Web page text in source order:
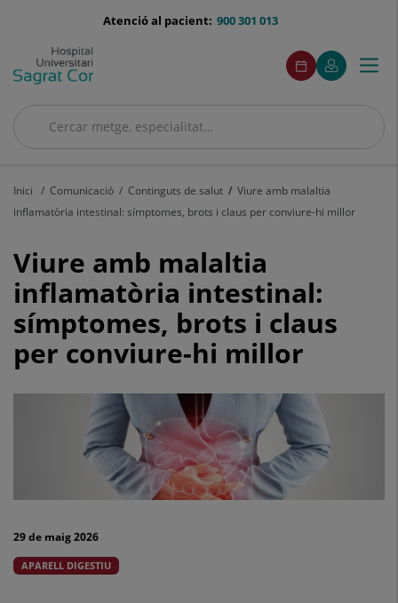
menu-
900 301 013
Atenció al pacient:
Cercar
Cercar
menuAcceso
Demaneu
cita
Aquest
enllaç
s'obrirà
una
El
meu
Aquest
enllaç
s'obrirà
una
finestra
Menú
Inici Comunicació Continguts de salut
Viure amb malaltia
inflamatòria intestinal: símptomes, brots i claus per conviure-hi millor
Viure
amb
malaltia
inflamatòria
intestinal:
símptomes,
per
Viure amb malaltia
inflamatòria intestinal:
símptomes, brots i claus
per conviure-hi millor
29 de maig 2026
APARELL DIGESTIU